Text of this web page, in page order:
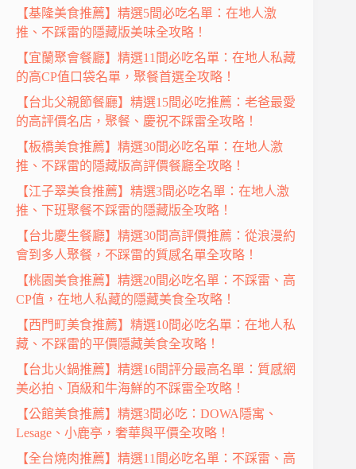
【基隆美食推薦】精選5間必吃名單：在地人激
推、不踩雷的隱藏版美味全攻略！
【宜蘭聚會餐廳】精選11間必吃名單：在地人私藏
的高CP值口袋名單，聚餐首選全攻略！
【台北父親節餐廳】精選15間必吃推薦：老爸最愛
的高評價名店，聚餐、慶祝不踩雷全攻略！
【板橋美食推薦】精選30間必吃名單：在地人激
推、不踩雷的隱藏版高評價餐廳全攻略！
【江子翠美食推薦】精選3間必吃名單：在地人激
推、下班聚餐不踩雷的隱藏版全攻略！
【台北慶生餐廳】精選30間高評價推薦：從浪漫約
會到多人聚餐，不踩雷的質感名單全攻略！
【桃園美食推薦】精選20間必吃名單：不踩雷、高
CP值，在地人私藏的隱藏美食全攻略！
【西門町美食推薦】精選10間必吃名單：在地人私
藏、不踩雷的平價隱藏美食全攻略！
【台北火鍋推薦】精選16間評分最高名單：質感網
美必拍、頂級和牛海鮮的不踩雷全攻略！
【公館美食推薦】精選3間必吃：DOWA隱寓、
Lesage、小鹿亭，奢華與平價全攻略！
【全台燒肉推薦】精選11間必吃名單：不踩雷、高